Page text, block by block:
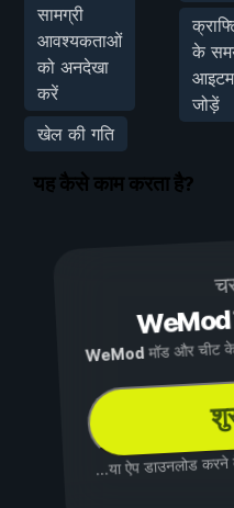
सामग्री
आवश्यकताओं
को अनदेखा
करें
खेल की गति
के
आइटम
जोड़ें
यह कैसे काम करता है?
WeMod
WeMod मॉड और चीट
...या ऐप डाउनलोड